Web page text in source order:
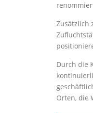
Zusätzlich
Durch die
Orten, die